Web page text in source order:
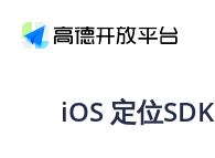
产品介绍
解决方案
文档与支持
定价
iOS 定位SDK